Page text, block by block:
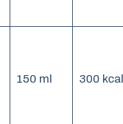
150 ml 300 kcal